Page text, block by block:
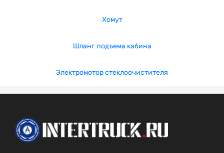
Хомут
Шланг подъема кабина
Электромотор стеклоочистителя